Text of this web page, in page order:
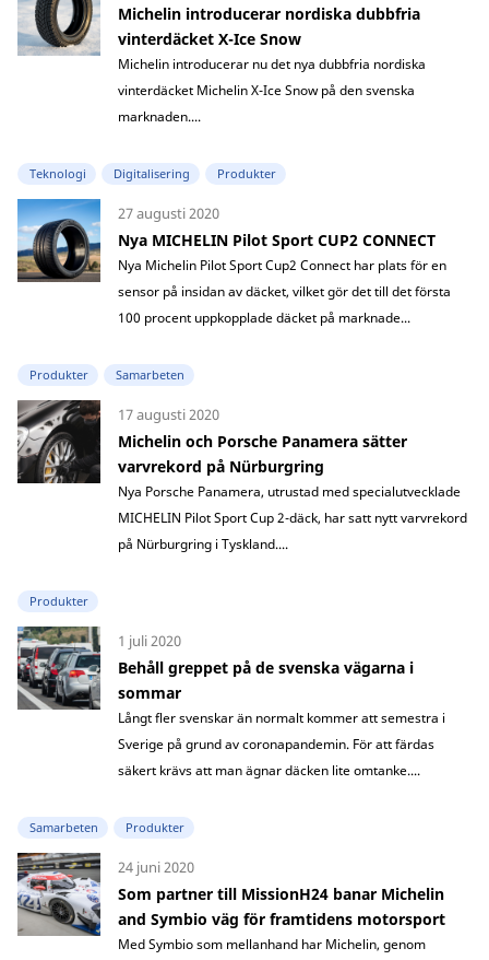
Michelin introducerar nordiska dubbfria
vinterdäcket X-Ice Snow
Michelin introducerar nu det nya dubbfria nordiska
vinterdäcket Michelin X-Ice Snow på den svenska
marknaden....
Teknologi Digitalisering Produkter
27 augusti 2020
Nya MICHELIN Pilot Sport CUP2 CONNECT
Nya Michelin Pilot Sport Cup2 Connect har plats för en
sensor på insidan av däcket, vilket gör det till det första
100 procent uppkopplade däcket på marknade...
Produkter Samarbeten
17 augusti 2020
Michelin och Porsche Panamera sätter
varvrekord på Nürburgring
Nya Porsche Panamera, utrustad med specialutvecklade
MICHELIN Pilot Sport Cup 2-däck, har satt nytt varvrekord
på Nürburgring i Tyskland....
Produkter
1 juli 2020
Behåll greppet på de svenska vägarna i
sommar
Långt fler svenskar än normalt kommer att semestra i
Sverige på grund av coronapandemin. För att färdas
säkert krävs att man ägnar däcken lite omtanke....
Samarbeten Produkter
24 juni 2020
Som partner till MissionH24 banar Michelin
and Symbio väg för framtidens motorsport
Med Symbio som mellanhand har Michelin, genom